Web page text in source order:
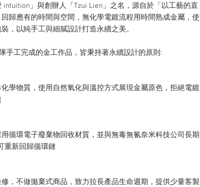
intuition」與創辦人「Tzui Lien」之名，源自於「以工藝的直
歸應有的時間與空間，無化學電鍍流程用時間熟成金屬，使
，以純手工與細膩設計打造永續之美。
手工完成的金工作品，皆秉持著永續設計的原則:
學物質，使用自然氧化與溫控方式展現金屬原色，拒絕電鍍
循環電子廢棄物回收材質，並與無毒無氰奈米科技公司長期
重新回歸循環鏈
，不做拋棄式商品，致力拉長產品生命週期，提供少量客製